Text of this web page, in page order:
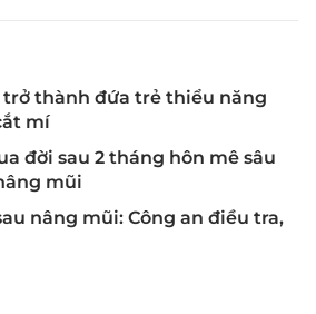
trở thành đứa trẻ thiểu năng
mí
đời sau 2 tháng hôn mê sâu
mũi
nâng mũi: Công an điều tra,